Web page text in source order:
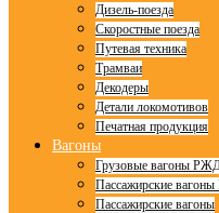
Дизель-поезда
Скоростные поезда
Путевая техника
Трамваи
Декодеры
Детали локомотивов
Печатная продукция
Вагоны
Грузовые вагоны
Пассажирские
Пассажирские вагоны